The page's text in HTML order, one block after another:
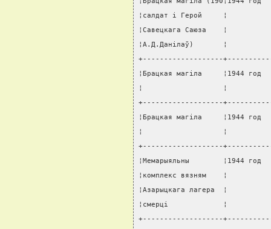
¦салдат i Герой     ¦
¦Савецкага Саюза    ¦
¦А.Д.Данiлаў)       ¦
+-------------------
¦Брацкая магiла     ¦1944
¦                   ¦
+-------------------
¦Брацкая магiла     ¦1944
¦                   ¦
+-------------------
¦Мемарыяльны        ¦1944
¦комплекс вязням    ¦
¦Азарыцкага лагера  ¦
¦смерцi             ¦
+-------------------